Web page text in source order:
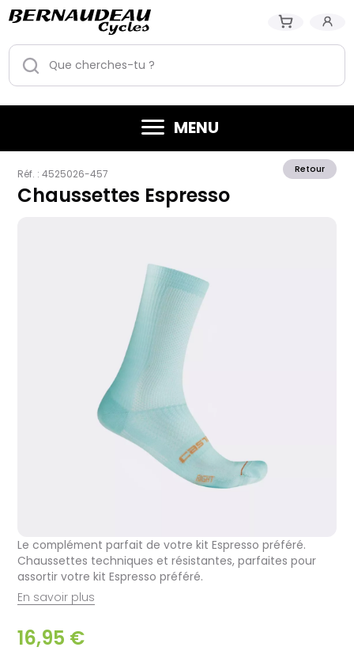
MENU
Retour
Réf. : 4525026-457
Chaussettes Espresso
Le complément parfait de votre kit Espresso préféré.
Chaussettes techniques et résistantes, parfaites pour
assortir votre kit Espresso préféré.
En savoir plus
16,95 €